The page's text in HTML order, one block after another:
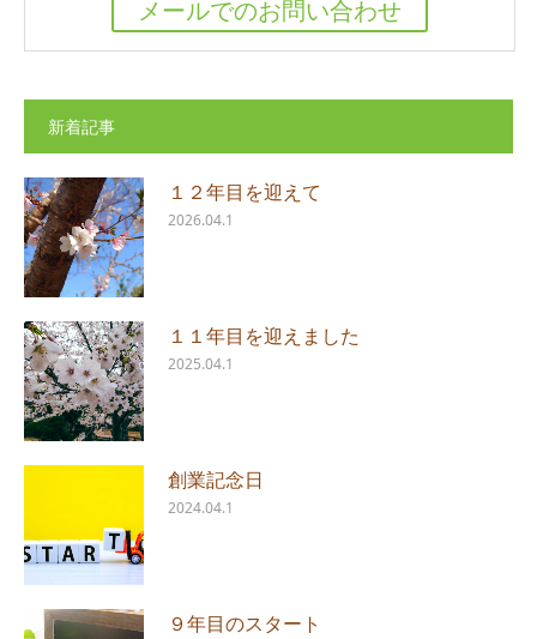
メールでのお問い合わせ
新着記事
１２年目を迎えて
2026.04.1
１１年目を迎えました
2025.04.1
創業記念日
2024.04.1
９年目のスタート